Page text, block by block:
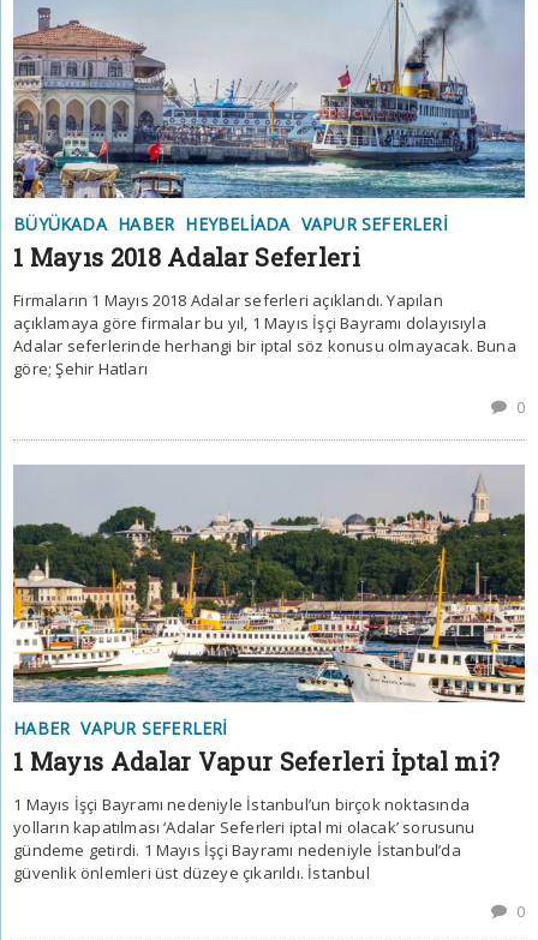
BÜYÜKADA HABER HEYBELIADA VAPUR SEFERLERI
1 Mayıs 2018 Adalar Seferleri
Firmaların 1 Mayıs 2018 Adalar seferleri açıklandı. Yapılan
açıklamaya göre firmalar bu yıl, 1 Mayıs İşçi Bayramı dolayısıyla
Adalar seferlerinde herhangi bir iptal söz konusu olmayacak. Buna
göre; Şehir Hatları
0
HABER VAPUR SEFERLERI
1 Mayıs Adalar Vapur Seferleri İptal mi?
1 Mayıs İşçi Bayramı nedeniyle İstanbul’un birçok noktasında
yolların kapatılması ‘Adalar Seferleri iptal mi olacak’ sorusunu
gündeme getirdi. 1 Mayıs İşçi Bayramı nedeniyle İstanbul’da
güvenlik önlemleri üst düzeye çıkarıldı. İstanbul
0